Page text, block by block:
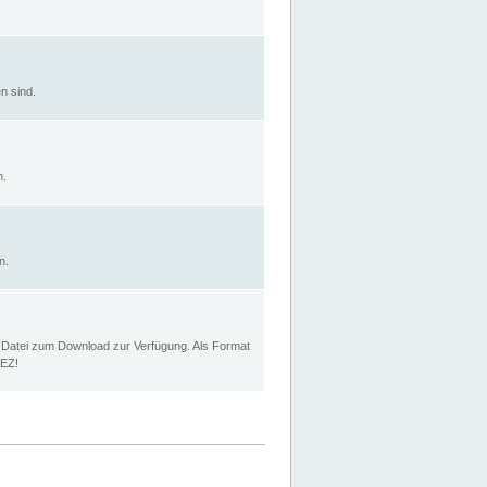
sind.
zum Download zur Verfügung. Als Format